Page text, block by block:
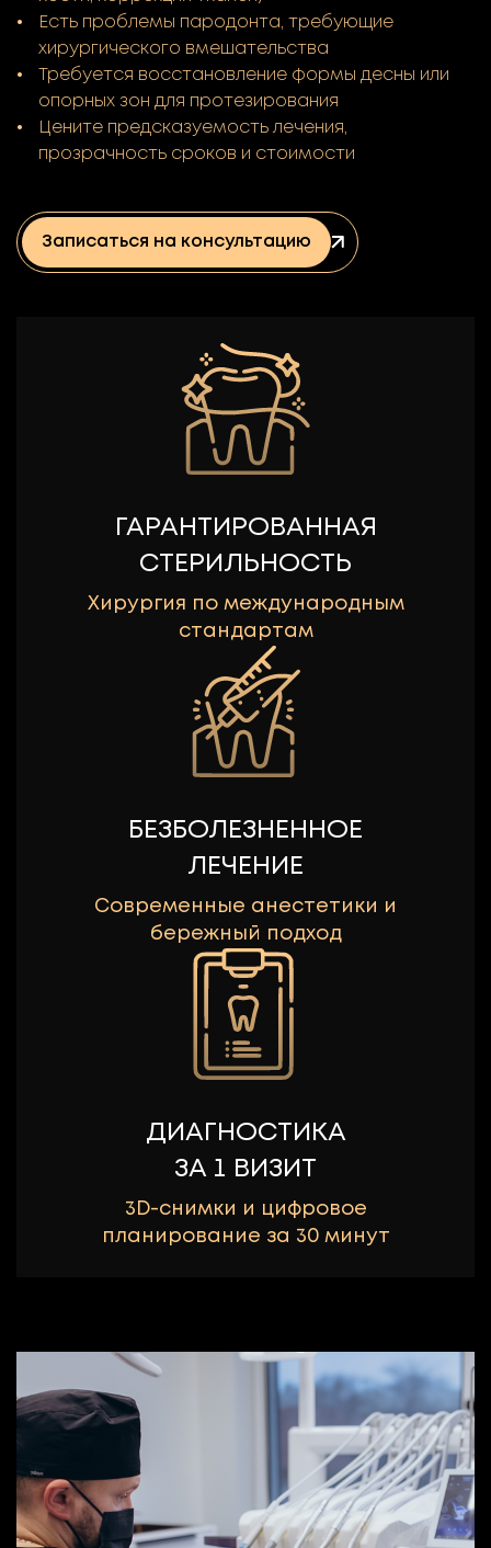
Есть проблемы пародонта, требующие
хирургического вмешательства
Требуется восстановление формы десны или
опорных зон для протезирования
Цените предсказуемость лечения,
прозрачность сроков и стоимости
Записаться на консультацию
ГАРАНТИРОВАННАЯ
СТЕРИЛЬНОСТЬ
Хирургия по международным
стандартам
ДИАГНОСТИКА
ЗА 1 ВИЗИТ
3D-снимки и цифровое
планирование за 30 минут
БЕЗБОЛЕЗНЕННОЕ
ЛЕЧЕНИЕ
Современные анестетики и
бережный подход